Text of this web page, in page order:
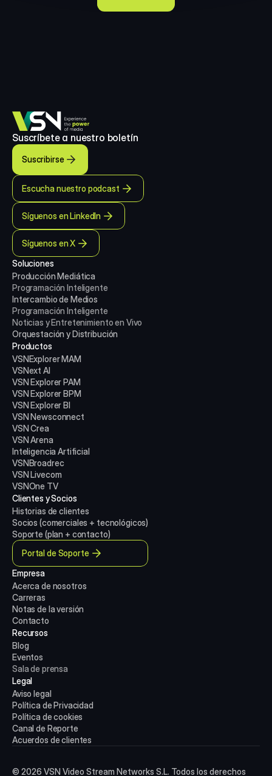
Suscríbete a nuestro boletín
Suscribirse
Escucha nuestro podcast
Síguenos en LinkedIn
Síguenos en X
Soluciones
Producción Mediática
Programación Inteligente
Intercambio de Medios
Programación Inteligente
Noticias y Entretenimiento en Vivo
Orquestación y Distribución
Productos
VSNExplorer MAM
VSNext AI
VSN Explorer PAM
VSN Explorer BPM
VSN Explorer BI
VSN Newsconnect
VSN Crea
VSN Arena
Inteligencia Artificial
VSNBroadrec
VSN Livecom
VSNOne TV
Clientes y Socios
Historias de clientes
Socios (comerciales + tecnológicos)
Soporte (plan + contacto)
Portal de Soporte
Empresa
Acerca de nosotros
Carreras
Notas de la versión
Contacto
Recursos
Blog
Eventos
Sala de prensa
Legal
Aviso legal
Política de Privacidad
Política de cookies
Canal de Reporte
Acuerdos de clientes
© 2026 VSN Video Stream Networks S.L. Todos los derechos